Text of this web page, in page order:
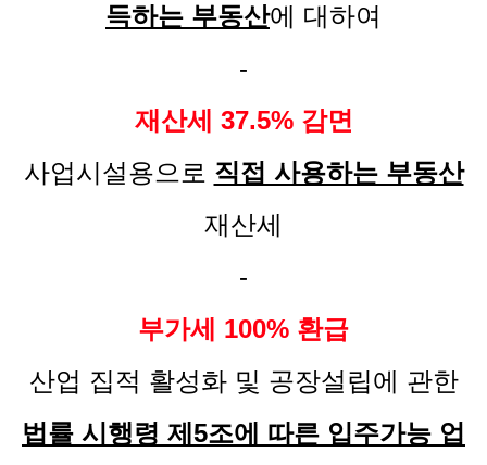
득하는 부동산에 대하여
-
재산세 37.5% 감면
사업시설용으로 직접 사용하는 부동산
재산세
-
부가세 100% 환급
산업 집적 활성화 및 공장설립에 관한
법률 시행령 제5조에 따른 입주가능 업